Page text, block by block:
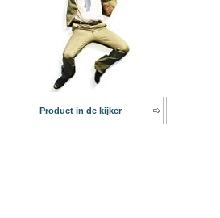
Product in de kijker